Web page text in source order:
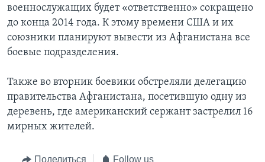
военнослужащих будет «ответственно» сокращено
до конца 2014 года. К этому времени США и их
союзники планируют вывести из Афганистана все
боевые подразделения.
Также во вторник боевики обстреляли делегацию
правительства Афганистана, посетившую одну из
деревень, где американский сержант застрелил 16
мирных жителей.
Поделиться Follow us